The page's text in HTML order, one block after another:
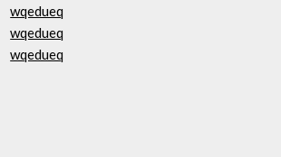
wqedueq
wqedueq
wqedueq